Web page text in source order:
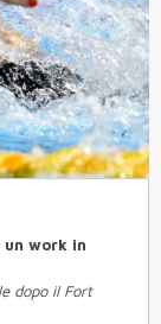
un work in
dopo il Fort